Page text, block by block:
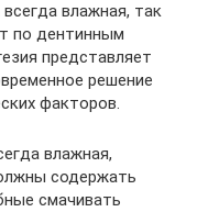
влажная, так
по дентинным
представляет
решение
факторов.
влажная,
содержать
смачивать